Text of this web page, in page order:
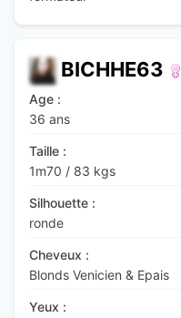
BICHHE63
Age :
36 ans
Taille :
1m70 / 83 kgs
Silhouette :
ronde
Cheveux :
Blonds Venicien & Epais
Yeux :